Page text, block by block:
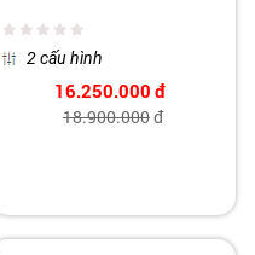
2 cấu hình
16.250.000 đ
18.900.000đ